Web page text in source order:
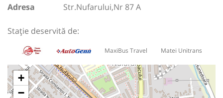
Adresa Str.Nufarului,Nr 87 A
Stație deservită de:
MaxiBus Travel Matei Unitrans
+
−